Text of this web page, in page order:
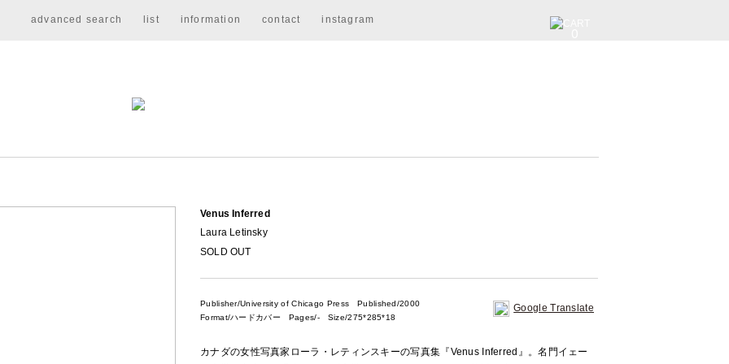
advanced search list information contact instagram
Venus Inferred
Laura Letinsky
SOLD OUT
Publisher/University of Chicago Press Published/2000
Format/ハードカバー Pages/- Size/275*285*18
Google Translate
カナダの女性写真家ローラ・レティンスキーの写真集『Venus Inferred』。名門イェー